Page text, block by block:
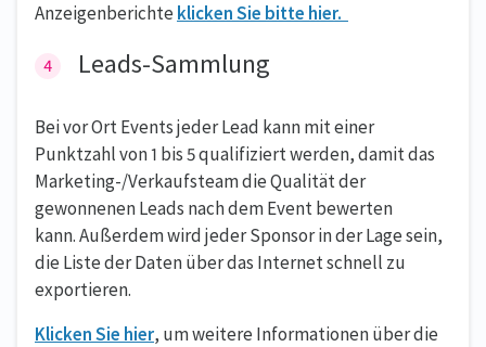
Anzeigenberichte klicken Sie bitte hier.
Leads-Sammlung
Bei vor Ort Events jeder Lead kann mit einer
Punktzahl von 1 bis 5 qualifiziert werden, damit das
Marketing-/Verkaufsteam die Qualität der
gewonnenen Leads nach dem Event bewerten
kann. Außerdem wird jeder Sponsor in der Lage sein,
die Liste der Daten über das Internet schnell zu
exportieren.
Klicken Sie hier, um weitere Informationen über die